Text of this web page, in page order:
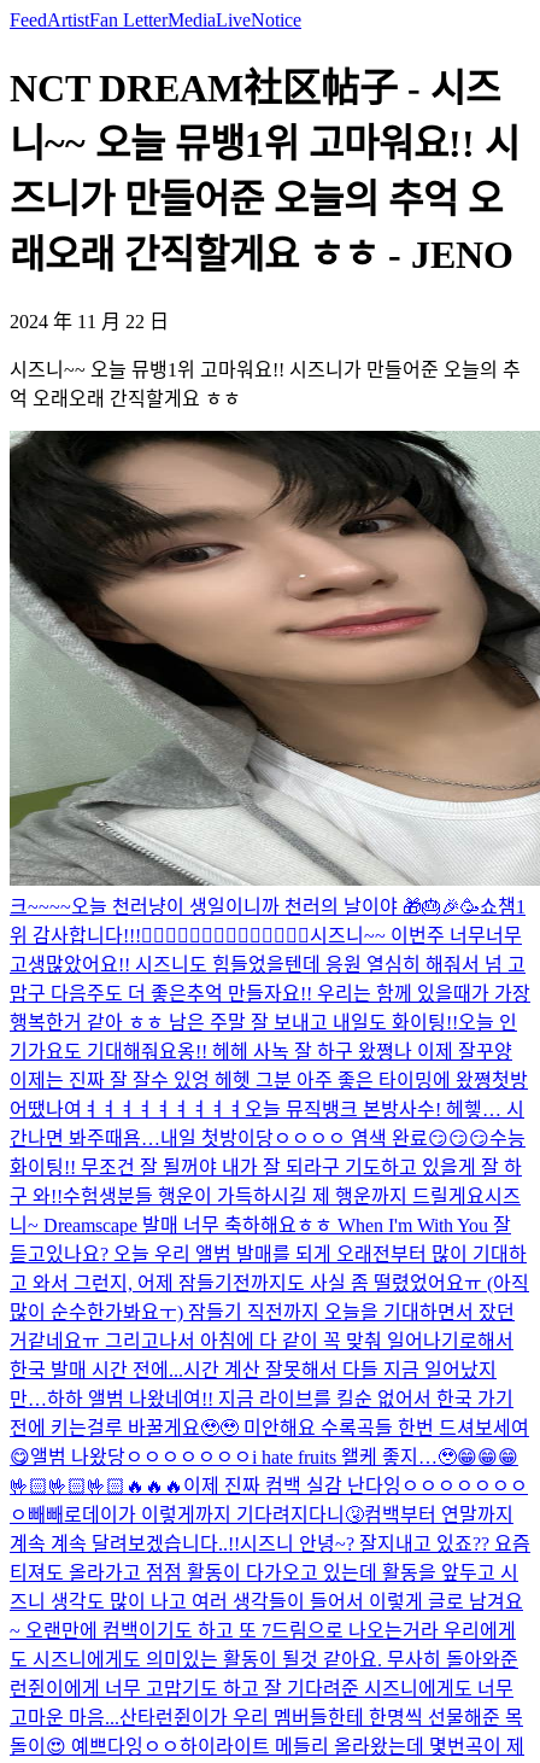
FeedArtistFan LetterMediaLiveNotice
NCT DREAM社区帖子 - 시즈
니~~ 오늘 뮤뱅1위 고마워요!! 시
즈니가 만들어준 오늘의 추억 오
래오래 간직할게요 ㅎㅎ - JENO
2024 年 11 月 22 日
시즈니~~ 오늘 뮤뱅1위 고마워요!! 시즈니가 만들어준 오늘의 추
억 오래오래 간직할게요 ㅎㅎ
크~~~~오늘 천러냥이 생일이니까 천러의 날이야 🎁🎂🎉🥳쇼챔1
위 감사합니다!!!🙂‍↕️🙂‍↕️🙂‍↕️🙂‍↕️🙂‍↕️🙂‍↕️🙂‍↕️시즈니~~ 이번주 너무너무
고생많았어요!! 시즈니도 힘들었을텐데 응원 열심히 해줘서 넘 고
맙구 다음주도 더 좋은추억 만들자요!! 우리는 함께 있을때가 가장
행복한거 같아 ㅎㅎ 남은 주말 잘 보내고 내일도 화이팅!!오늘 인
기가요도 기대해줘요옹!! 헤헤 사녹 잘 하구 왔쪙나 이제 잘꾸양
이제는 진짜 잘 잘수 있엉 헤헷 그분 아주 좋은 타이밍에 왔쪙첫방
어땠나여ㅕㅕㅕㅕㅕㅕㅕㅕㅕ 오늘 뮤직뱅크 본방사수! 헤헿… 시
간나면 봐주때욤…내일 첫방이당ㅇㅇㅇㅇ 염색 완료😏😏😏수능
화이팅!! 무조건 잘 될꺼야 내가 잘 되라구 기도하고 있을게 잘 하
구 와!!수험생분들 행운이 가득하시길 제 행운까지 드릴게요시즈
니~ Dreamscape 발매 너무 축하해요ㅎㅎ When I'm With You 잘
듣고있나요? 오늘 우리 앨범 발매를 되게 오래전부터 많이 기대하
고 와서 그런지, 어제 잠들기전까지도 사실 좀 떨렸었어요ㅠ (아직
많이 순수한가봐요ㅜ) 잠들기 직전까지 오늘을 기대하면서 잤던
거같네요ㅠ 그리고나서 아침에 다 같이 꼭 맞춰 일어나기로해서
한국 발매 시간 전에...시간 계산 잘못해서 다들 지금 일어났지
만…하하 앨범 나왔네여!! 지금 라이브를 킬순 없어서 한국 가기
전에 키는걸루 바꿀게요🥹🥹 미안해요 수록곡들 한번 드셔보세여
😋앨범 나왔당ㅇㅇㅇㅇㅇㅇㅇi hate fruits 왤케 좋지…🥹😁😁😁
🤟🏻🤟🏻🤟🏻🔥🔥🔥 이제 진짜 컴백 실감 난다잉ㅇㅇㅇㅇㅇㅇㅇ
ㅇ 빼빼로데이가 이렇게까지 기다려지다니🤧컴백부터 연말까지
계속 계속 달려보겠습니다..!!시즈니 안녕~? 잘지내고 있죠?? 요즘
티져도 올라가고 점점 활동이 다가오고 있는데 활동을 앞두고 시
즈니 생각도 많이 나고 여러 생각들이 들어서 이렇게 글로 남겨요
~ 오랜만에 컴백이기도 하고 또 7드림으로 나오는거라 우리에게
도 시즈니에게도 의미있는 활동이 될것 같아요. 무사히 돌아와준
런쥔이에게 너무 고맙기도 하고 잘 기다려준 시즈니에게도 너무
고마운 마음...산타런쥔이가 우리 멤버들한테 한명씩 선물해준 목
돌이😍 예쁘다잉ㅇㅇ하이라이트 메들리 올라왔는데 몇번곡이 제